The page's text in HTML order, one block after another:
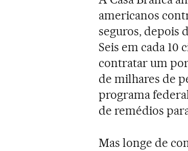
americanos
seguros, depois
Seis em cada 10
contratar um
de milhares de
programa
de remédios
Mas longe de